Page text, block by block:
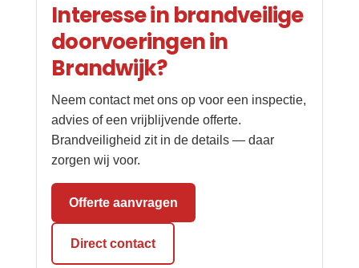
Interesse in brandveilige
doorvoeringen in
Brandwijk?
Neem contact met ons op voor een inspectie,
advies of een vrijblijvende offerte.
Brandveiligheid zit in de details — daar
zorgen wij voor.
Offerte aanvragen
Direct contact